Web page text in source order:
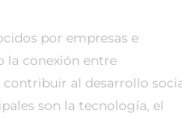
por empresas e
la conexión entre
al desarrollo
son la tecnología, el